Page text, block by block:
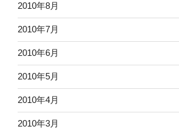
2010年8月
2010年7月
2010年6月
2010年5月
2010年4月
2010年3月